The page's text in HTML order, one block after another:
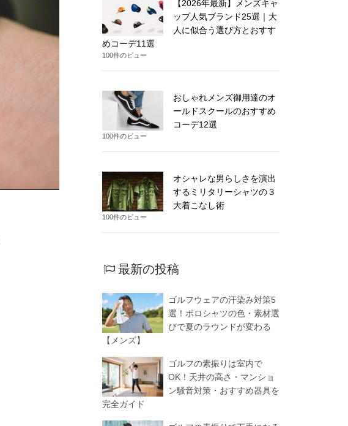
【2026年最新】メンズキャ
ップ人気ブランド25選｜大
人に似合う選び方とおすす
めコーデ11選
100件のビュー
おしゃれメンズ御用達のオ
ールドスクールのおすすめ
コーデ12選
100件のビュー
オシャレな男らしさを演出
するミリタリーシャツの３
大着こなし術
100件のビュー
最新の投稿
ゴルフウェアの汗染み対策5
選！ポロシャツの色・素材選
びで夏のラウンドが変わる
【メンズ】
ゴルフの素振りは室内で
OK！天井の高さ・マンショ
ン騒音対策・おすすめ器具を
完全ガイド